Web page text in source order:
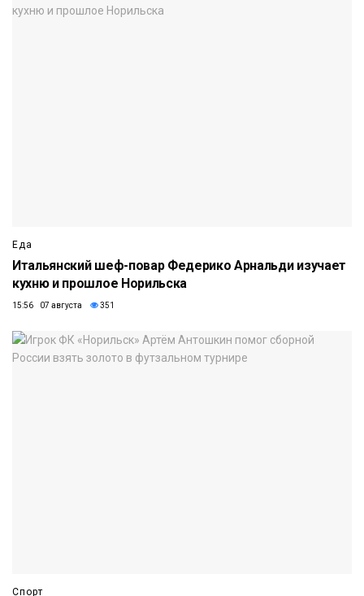
Еда
Итальянский шеф-повар Федерико Арнальди изучает
кухню и прошлое Норильска
15:56 07 августа 351
Спорт